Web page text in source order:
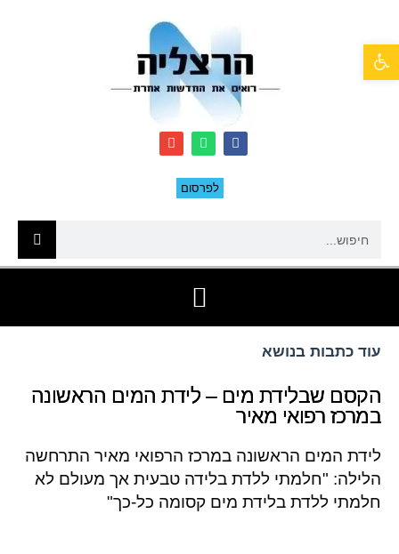
לפרסום
עוד כתבות בנושא
הקסם שבלידת מים – לידת המים הראשונה
במרכז רפואי מאיר
לידת המים הראשונה במרכז הרפואי מאיר התרחשה
הלילה: "חלמתי ללדת בלידה טבעית אך מעולם לא
חלמתי ללדת בלידת מים קסומה כל-כך"
פתח סרגל נגישות